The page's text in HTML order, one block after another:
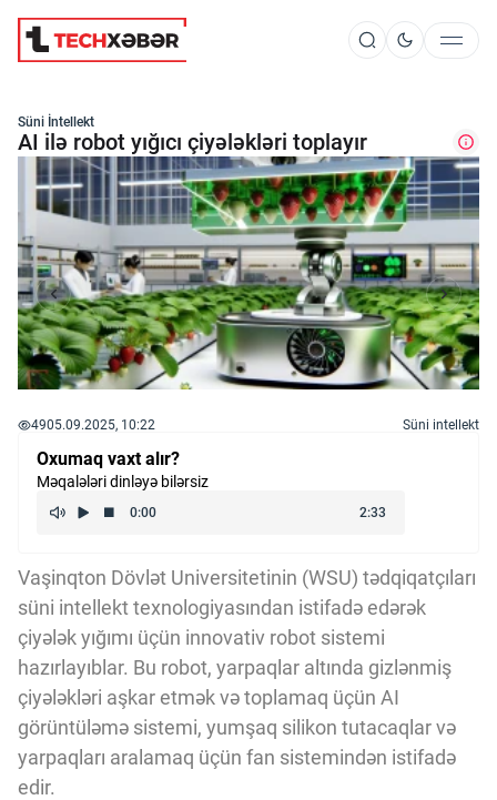
Süni İntellekt
Elm və Kosmos
Texnoloji İnkişaf
İnnovasiya və Startaplar
Robot və Cihazlar
Kriptovalyuta
ÇƏRƏZLƏR SİYASƏTİ
İSTIFADƏ ŞƏRTLƏRİ
MƏXFİLİK SİYASƏTİ
Süni İntellekt
AI ilə robot yığıcı çiyələkləri toplayır
4905.09.2025, 10:22 Süni intellekt
Oxumaq vaxt alır?
Məqalələri dinləyə bilərsiz
Vaşinqton Dövlət Universitetinin (WSU) tədqiqatçıları
süni intellekt texnologiyasından istifadə edərək
çiyələk yığımı üçün innovativ robot sistemi
hazırlayıblar. Bu robot, yarpaqlar altında gizlənmiş
çiyələkləri aşkar etmək və toplamaq üçün AI
görüntüləmə sistemi, yumşaq silikon tutacaqlar və
yarpaqları aralamaq üçün fan sistemindən istifadə
edir.